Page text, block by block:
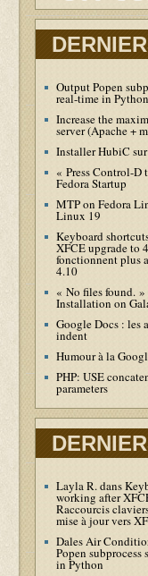
Output Popen
real-time in Python
Increase the
server (Apache +
Installer HubiC
« Press Control-D
Fedora Startup
MTP on Fedora
Linux 19
Keyboard
XFCE upgrade to
fonctionnent plus
4.10
« No files found. »
Installation on
Google Docs : les
indent
Humour à la
PHP: USE
parameters
Layla R.dans
working after
Raccourcis
mise à jour vers
Dales Air
Popen
in Python